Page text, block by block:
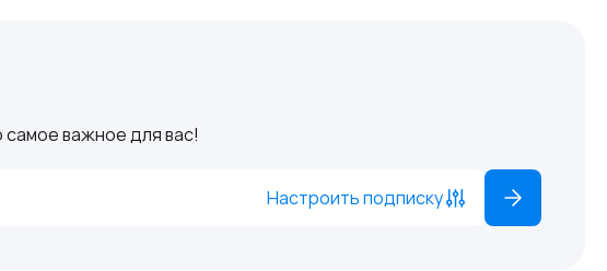
самое важное для вас!
Настроить подписку